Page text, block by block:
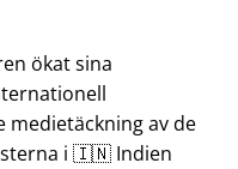
ökat sina
av de
i 🇮🇳 Indien